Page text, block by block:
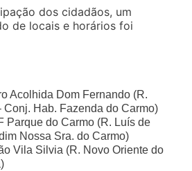
dos cidadãos, um
de locais e horários foi
Acolhida Dom Fernando (R.
Conj. Hab. Fazenda do Carmo)
Parque do Carmo (R. Luís de
Nossa Sra. do Carmo)
Vila Silvia (R. Novo Oriente do